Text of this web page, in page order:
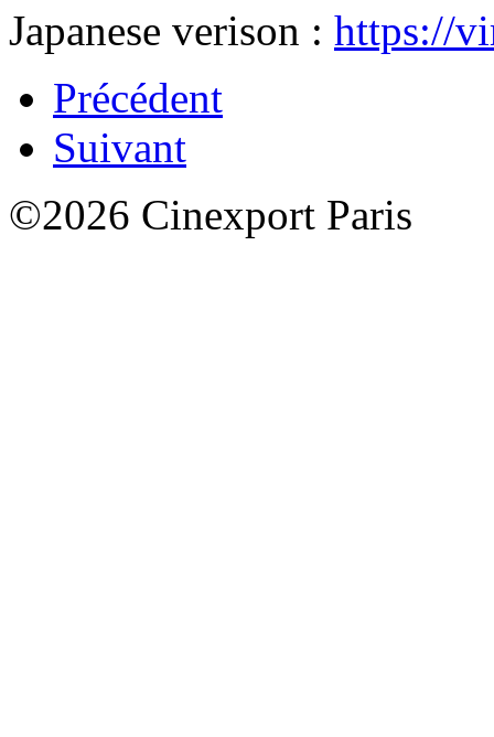
Japanese verison : https://
Précédent
Suivant
©2026 Cinexport Paris